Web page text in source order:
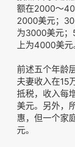
额在2000～
2000美元；
为3000美元
上为4000美元
前述五个年龄
夫妻收入在15
抵税，收入每
美元。另外，
惠，但一个家
元。